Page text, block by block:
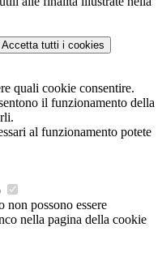
Accetta tutti i cookies
quali cookie consentire.
il funzionamento della
al funzionamento potete
non possono essere
nella pagina della cookie